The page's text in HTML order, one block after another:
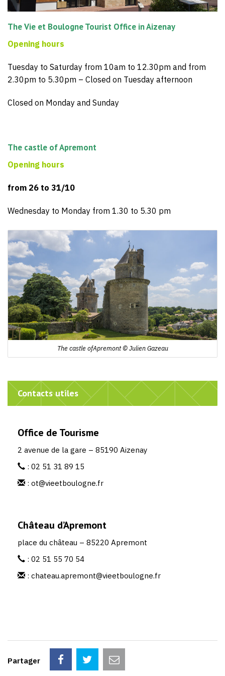
The Vie et Boulogne Tourist Office in Aizenay
Opening hours
Tuesday to Saturday from 10am to 12.30pm and from
2.30pm to 5.30pm – Closed on Tuesday afternoon
Closed on Monday and Sunday
The castle of Apremont
Opening hours
from 26 to 31/10
Wednesday to Monday from 1.30 to 5.30 pm
The castle ofApremont © Julien Gazeau
Contacts utiles
Office de Tourisme
2 avenue de la gare – 85190 Aizenay
: 02 51 31 89 15
: ot@vieetboulogne.fr
Château d’Apremont
place du château – 85220 Apremont
: 02 51 55 70 54
: chateau.apremont@vieetboulogne.fr
Partager